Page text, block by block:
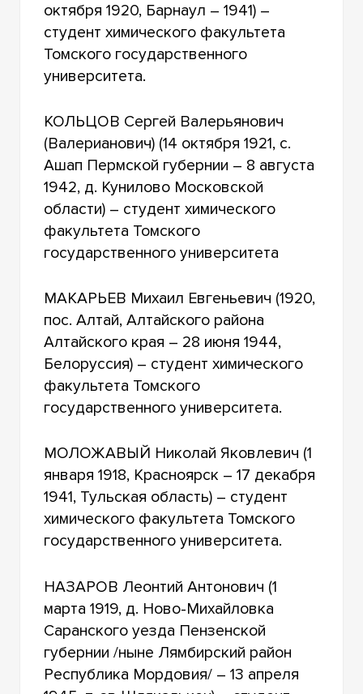
октября 1920, Барнаул – 1941) –
студент химического факультета
Томского государственного
университета.
КОЛЬЦОВ Сергей Валерьянович
(Валерианович) (14 октября 1921, с.
Ашап Пермской губернии – 8 августа
1942, д. Кунилово Московской
области) – студент химического
факультета Томского
государственного университета
МАКАРЬЕВ Михаил Евгеньевич (1920,
пос. Алтай, Алтайского района
Алтайского края – 28 июня 1944,
Белоруссия) – студент химического
факультета Томского
государственного университета.
МОЛОЖАВЫЙ Николай Яковлевич (1
января 1918, Красноярск – 17 декабря
1941, Тульская область) – студент
химического факультета Томского
государственного университета.
НАЗАРОВ Леонтий Антонович (1
марта 1919, д. Ново-Михайловка
Cаранского уезда Пензенской
губернии /ныне Лямбирский район
Республика Мордовия/ – 13 апреля